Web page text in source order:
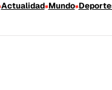
Actualidad Mundo